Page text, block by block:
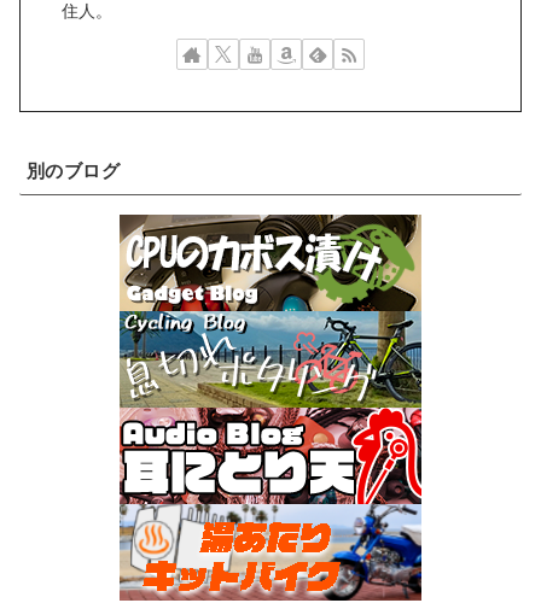
住人。
別のブログ